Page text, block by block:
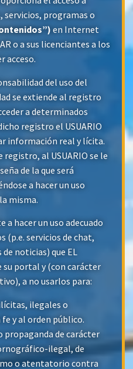
programas o
en Internet
o a sus licenciantes a los
acceso.
del uso del
se extiende al registro
a determinados
registro el USUARIO
información real y lícita.
registro, al USUARIO se le
de la que será
a hacer un uso
misma.
a hacer un uso adecuado
(p.e. servicios de chat,
noticias) que EL
su portal y (con carácter
a no usarlos para:
ilegales o
y al orden público.
propaganda de carácter
ilegal, de
o atentatorio contra